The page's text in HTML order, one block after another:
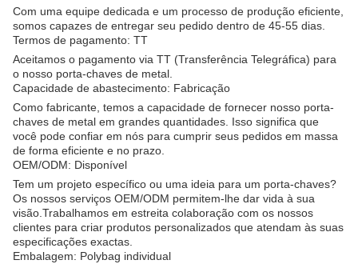
Com uma equipe dedicada e um processo de produção eficiente,
somos capazes de entregar seu pedido dentro de 45-55 dias.
Termos de pagamento: TT
Aceitamos o pagamento via TT (Transferência Telegráfica) para
o nosso porta-chaves de metal.
Capacidade de abastecimento: Fabricação
Como fabricante, temos a capacidade de fornecer nosso porta-
chaves de metal em grandes quantidades. Isso significa que
você pode confiar em nós para cumprir seus pedidos em massa
de forma eficiente e no prazo.
OEM/ODM: Disponível
Tem um projeto específico ou uma ideia para um porta-chaves?
Os nossos serviços OEM/ODM permitem-lhe dar vida à sua
visão.Trabalhamos em estreita colaboração com os nossos
clientes para criar produtos personalizados que atendam às suas
especificações exactas.
Embalagem: Polybag individual